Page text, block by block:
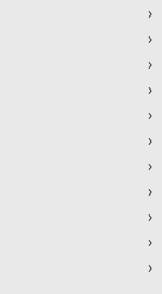
›
›
›
›
›
›
›
›
›
›
›